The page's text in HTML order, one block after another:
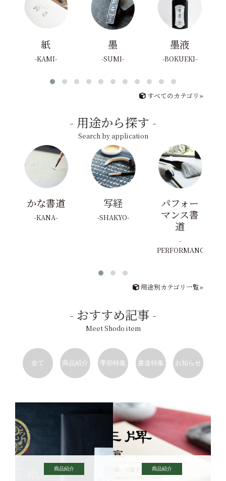
紙
KAMI
墨
SUMI
墨液
BOKUEKI
すべてのカテゴリ»
用途から探す
Search by application
かな書道
KANA
写経
SHAKYO
パフォー
マンス書
道
PERFORMANCE
用途別カテゴリ一覧»
おすすめ記事
Meet Shodo item
全て 商品紹介 季節特集 書道特集 お知らせ
商品紹介 商品紹介